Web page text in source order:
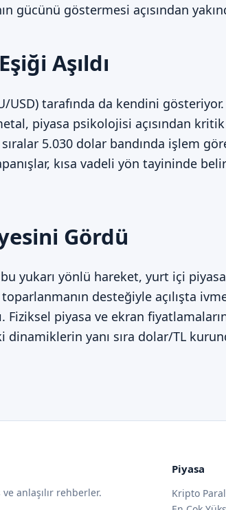
gücünü göstermesi açısından
Aşıldı
tarafında da kendini
piyasa psikolojisi açısından
5.030 dolar bandında işlem
kısa vadeli yön tayininde
Gördü
yukarı yönlü hareket, yurt içi
desteğiyle açılışta
Fiziksel piyasa ve ekran
dinamiklerin yanı sıra dolar/TL
anlaşılır rehberler.
Piyasa
Kripto